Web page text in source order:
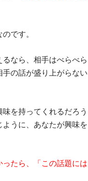
です。
なら、相手はべらべら
の話が盛り上がらない
を持ってくれるだろう
うに、あなたが興味を
たら、「この話題には